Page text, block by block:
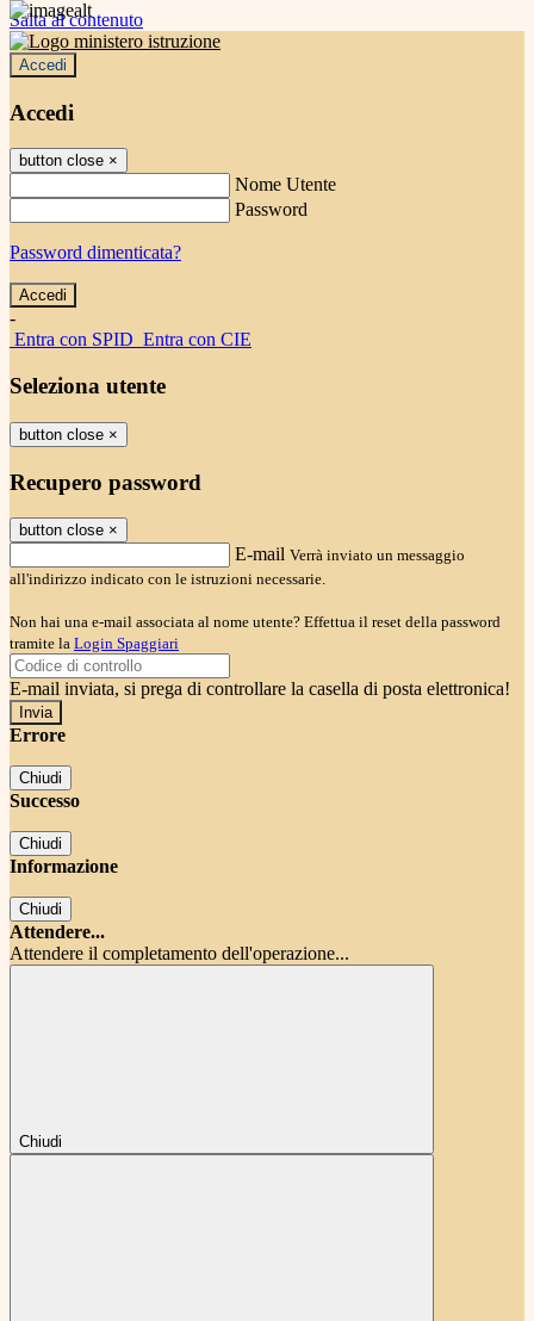
Salta al contenuto
Accedi
Accedi
button close ×
Nome Utente
Password
Password dimenticata?
-
Entra con SPID Entra con CIE
Seleziona utente
button close ×
Recupero password
button close ×
E-mail Verrà inviato un messaggio
all'indirizzo indicato con le istruzioni necessarie.
Non hai una e-mail associata al nome utente? Effettua il reset della password
tramite la Login Spaggiari
E-mail inviata, si prega di controllare la casella di posta elettronica!
Errore
Chiudi
Successo
Chiudi
Informazione
Chiudi
Attendere...
Attendere il completamento dell'operazione...
Chiudi